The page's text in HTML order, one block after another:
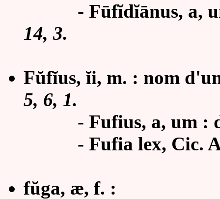
- Fūfĭdĭānus, a,
14, 3.
Fŭfĭus, ĭi, m. : nom
5, 6, 1.
- Fufius, a, um :
- Fufia lex, Cic.
fŭga, æ, f. :